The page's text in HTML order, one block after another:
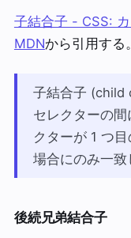
子結合子 - CSS:
MDNから引用する。
子結合子 (child
セレクターの
クターが 1 つ
場合にのみ一致
後続兄弟結合子